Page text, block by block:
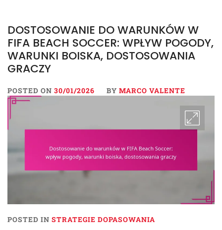
DOSTOSOWANIE DO WARUNKÓW W
FIFA BEACH SOCCER: WPŁYW POGODY,
WARUNKI BOISKA, DOSTOSOWANIA
GRACZY
POSTED ON 30/01/2026 BY MARCO VALENTE
POSTED IN STRATEGIE DOPASOWANIA